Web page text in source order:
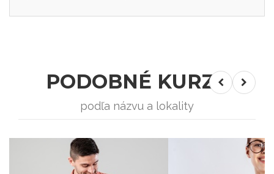
PODOBNÉ KURZY
podľa názvu a lokality